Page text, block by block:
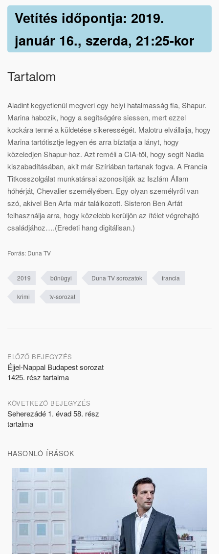
Vetítés időpontja: 2019.
január 16., szerda, 21:25-kor
Tartalom
Aladint kegyetlenül megveri egy helyi hatalmasság fia, Shapur.
Marina habozik, hogy a segítségére siessen, mert ezzel
kockára tenné a küldetése sikerességét. Malotru elvállalja, hogy
Marina tartótisztje legyen és arra bíztatja a lányt, hogy
közeledjen Shapur-hoz. Azt reméli a CIA-től, hogy segít Nadia
kiszabadításában, akit már Szíriában tartanak fogva. A Francia
Titkosszolgálat munkatársai azonosítják az Iszlám Állam
hóhérját, Chevalier személyében. Egy olyan személyről van
szó, akivel Ben Arfa már találkozott. Sisteron Ben Arfát
felhasználja arra, hogy közelebb kerüljön az ítélet végrehajtó
családjához….(Eredeti hang digitálisan.)
Forrás: Duna TV
2019 bűnügyi Duna TV sorozatok francia
krimi tv-sorozat
Post
navigation
ELŐZŐ BEJEGYZÉS
Éjjel-Nappal Budapest sorozat
1425. rész tartalma
KÖVETKEZŐ BEJEGYZÉS
Seherezádé 1. évad 58. rész
tartalma
HASONLÓ ÍRÁSOK